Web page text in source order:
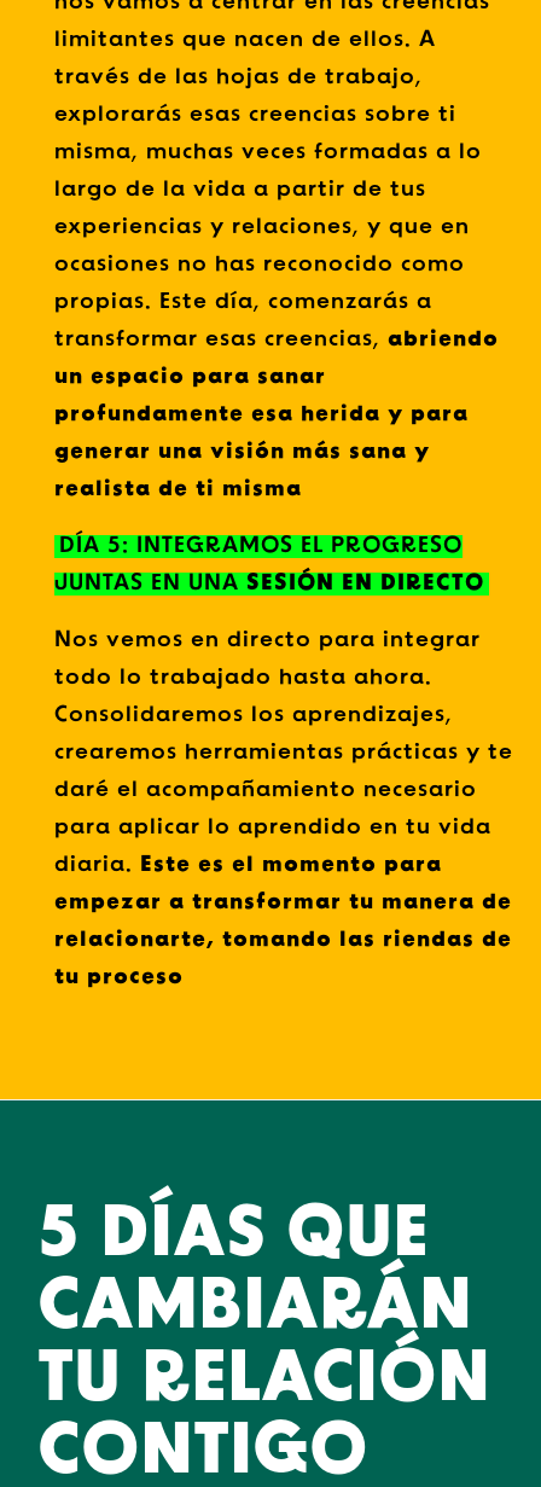
limitantes que nacen de ellos. A
través de las hojas de trabajo,
explorarás esas creencias sobre ti
misma, muchas veces formadas a lo
largo de la vida a partir de tus
experiencias y relaciones, y que en
ocasiones no has reconocido como
propias. Este día, comenzarás a
transformar esas creencias, abriendo
un espacio para sanar
profundamente esa herida y para
generar una visión más sana y
realista de ti misma
DÍA 5: INTEGRAMOS EL PROGRESO
JUNTAS EN UNA SESIÓN EN DIRECTO
Nos vemos en directo para integrar
todo lo trabajado hasta ahora.
Consolidaremos los aprendizajes,
crearemos herramientas prácticas y te
daré el acompañamiento necesario
para aplicar lo aprendido en tu vida
diaria. Este es el momento para
empezar a transformar tu manera de
relacionarte, tomando las riendas de
tu proceso
5 DÍAS QUE
CAMBIARÁN
TU RELACIÓN
CONTIGO